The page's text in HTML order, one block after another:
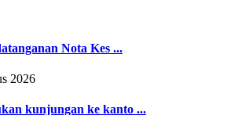
Nota Kes ...
2026
kunjungan ke kanto ...